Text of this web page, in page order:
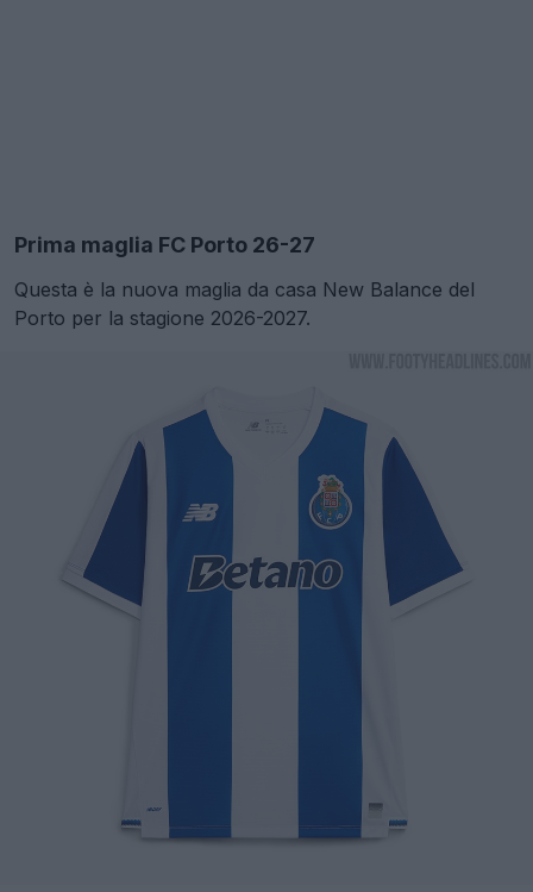
Prima maglia FC Porto 26-27
Questa è la nuova maglia da casa New Balance del
Porto per la stagione 2026-2027.